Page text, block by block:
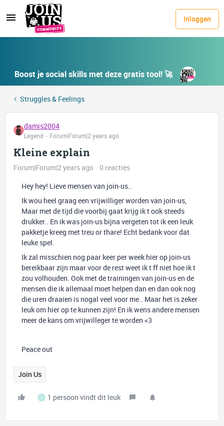
Inloggen
Boost je social skills met deze gratis tool! 🚀
Struggles & Feelings
damis2004
Legend Forum|Forum|2 years ago
Kleine explain
Forum|Forum|2 years ago
0 reacties
Hey hey! Lieve mensen van join-us..
Ik wou heel graag een vrijwilliger worden van join-us,
Maar met de tijd die voorbij gaat krijg ik t ook steeds
drukker.. En ik was join-us bijna vergeten tot ik een leuk
pakketje kreeg met treu or thare! Echt bedank voor dat
leuke spel.
Ik zal misschien nog paar keer per week hier op join-us
bereikbaar zijn maar voor de rest weet ik t ff niet hoe ik t
zou volhouden. Ook met de trainingen van join-us en de
mensen die ik allemaal moet helpen dan en dan ook nog
die uren draaien is nogal veel voor me.. Maar het is zeker
leuk om hier op te kunnen zijn! En ik wens andere mensen
meer de kans om vrijwilleger te worden <3
Peace out
Join Us
I 1 persoon vindt dit leuk